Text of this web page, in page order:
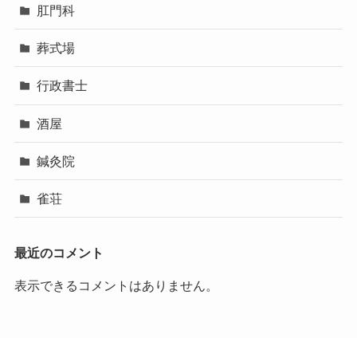
肛門科
葬式場
行政書士
酒屋
鍼灸院
雀荘
最近のコメント
表示できるコメントはありません。